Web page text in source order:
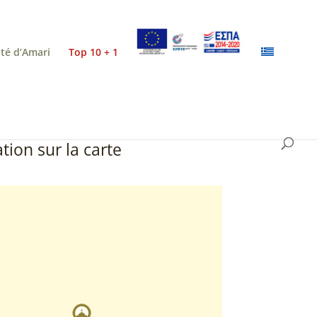
d’Amari Top 10 + 1
sur la carte